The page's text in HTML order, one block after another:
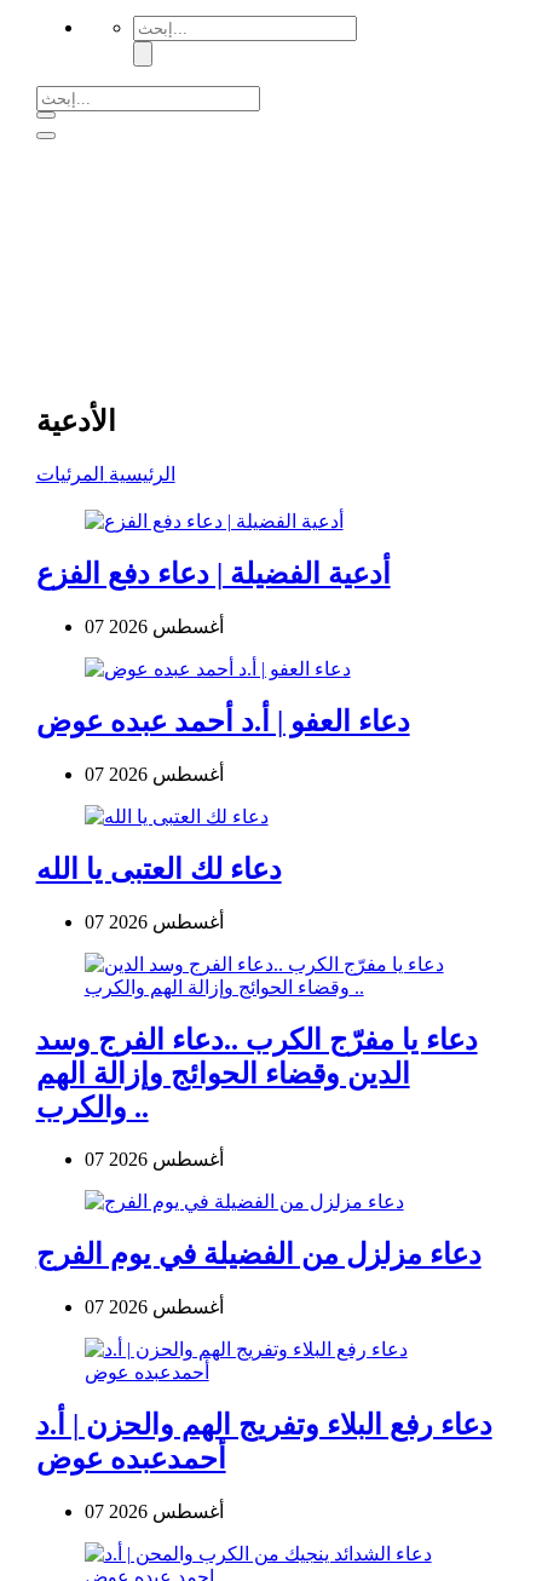
الأدعية
الرئيسية المرئيات
أدعية الفضيلة | دعاء دفع الفزع
07 أغسطس 2026
دعاء العفو | أ.د أحمد عبده عوض
07 أغسطس 2026
دعاء لك العتبى يا الله
07 أغسطس 2026
دعاء يا مفرّج الكرب ..دعاء الفرج وسد
الدين وقضاء الحوائج وإزالة الهم
والكرب ..
07 أغسطس 2026
دعاء مزلزل من الفضيلة في يوم الفرج
07 أغسطس 2026
دعاء رفع البلاء وتفريج الهم والحزن | أ.د
أحمدعبده عوض
07 أغسطس 2026